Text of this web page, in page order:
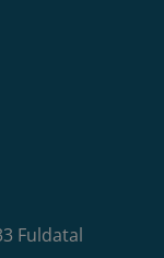
Fuldatal